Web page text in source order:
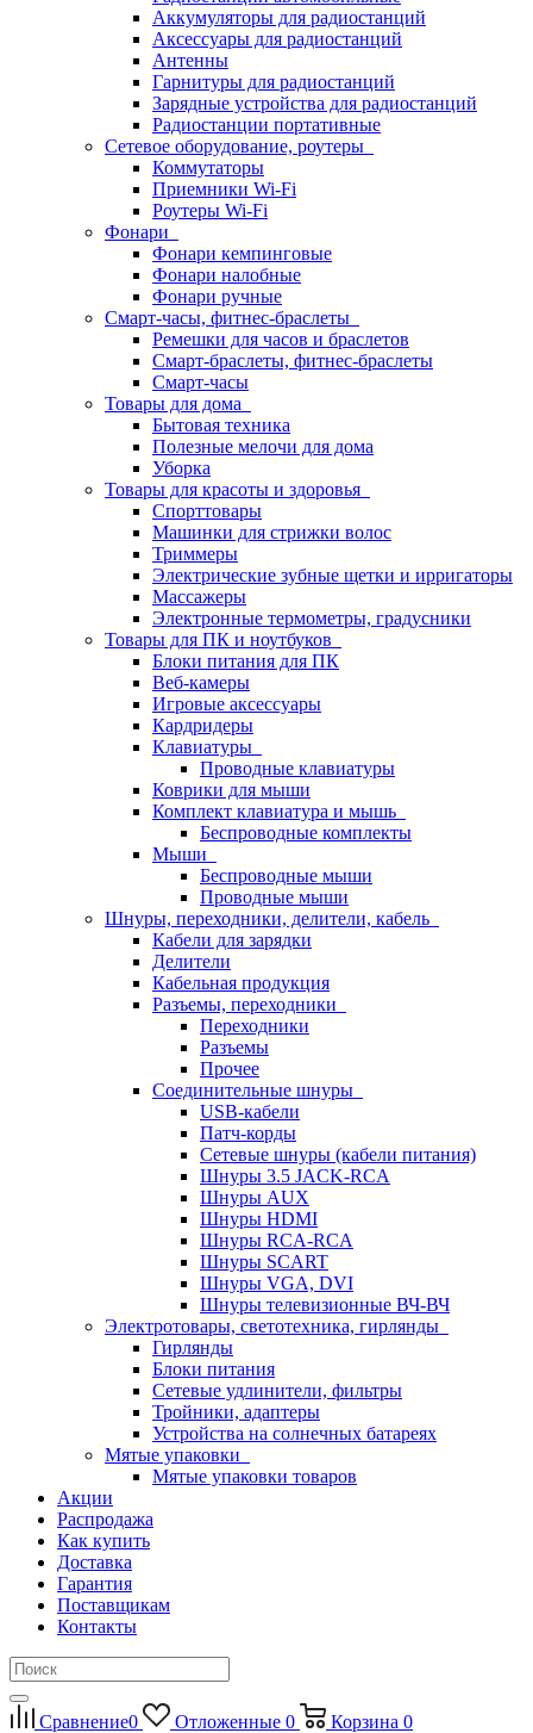
Аккумуляторы для радиостанций
Аксессуары для радиостанций
Антенны
Гарнитуры для радиостанций
Зарядные устройства для радиостанций
Радиостанции портативные
Сетевое оборудование, роутеры
Коммутаторы
Приемники Wi-Fi
Роутеры Wi-Fi
Фонари
Фонари кемпинговые
Фонари налобные
Фонари ручные
Смарт-часы, фитнес-браслеты
Ремешки для часов и браслетов
Смарт-браслеты, фитнес-браслеты
Смарт-часы
Товары для дома
Бытовая техника
Полезные мелочи для дома
Уборка
Товары для красоты и здоровья
Спорттовары
Машинки для стрижки волос
Триммеры
Электрические зубные щетки и ирригаторы
Массажеры
Электронные термометры, градусники
Товары для ПК и ноутбуков
Блоки питания для ПК
Веб-камеры
Игровые аксессуары
Кардридеры
Клавиатуры
Проводные клавиатуры
Коврики для мыши
Комплект клавиатура и мышь
Беспроводные комплекты
Мыши
Беспроводные мыши
Проводные мыши
Шнуры, переходники, делители, кабель
Кабели для зарядки
Делители
Кабельная продукция
Разъемы, переходники
Переходники
Разъемы
Прочее
Соединительные шнуры
USB-кабели
Патч-корды
Сетевые шнуры (кабели питания)
Шнуры 3.5 JACK-RCA
Шнуры AUX
Шнуры HDMI
Шнуры RCA-RCA
Шнуры SCART
Шнуры VGA, DVI
Шнуры телевизионные ВЧ-ВЧ
Электротовары, светотехника, гирлянды
Гирлянды
Блоки питания
Сетевые удлинители, фильтры
Тройники, адаптеры
Устройства на солнечных батареях
Мятые упаковки
Мятые упаковки товаров
Акции
Распродажа
Как купить
Доставка
Гарантия
Поставщикам
Контакты
Сравнение0 Отложенные 0 Корзина 0